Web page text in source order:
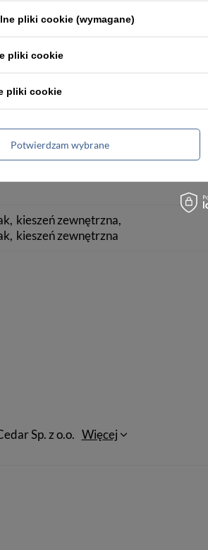
kieszeń zewnętrzna
kieszeń zewnętrzna
Sp. z o.o. Więcej
pliki cookie (wymagane)
pliki cookie
pliki cookie
Potwierdzam wybrane